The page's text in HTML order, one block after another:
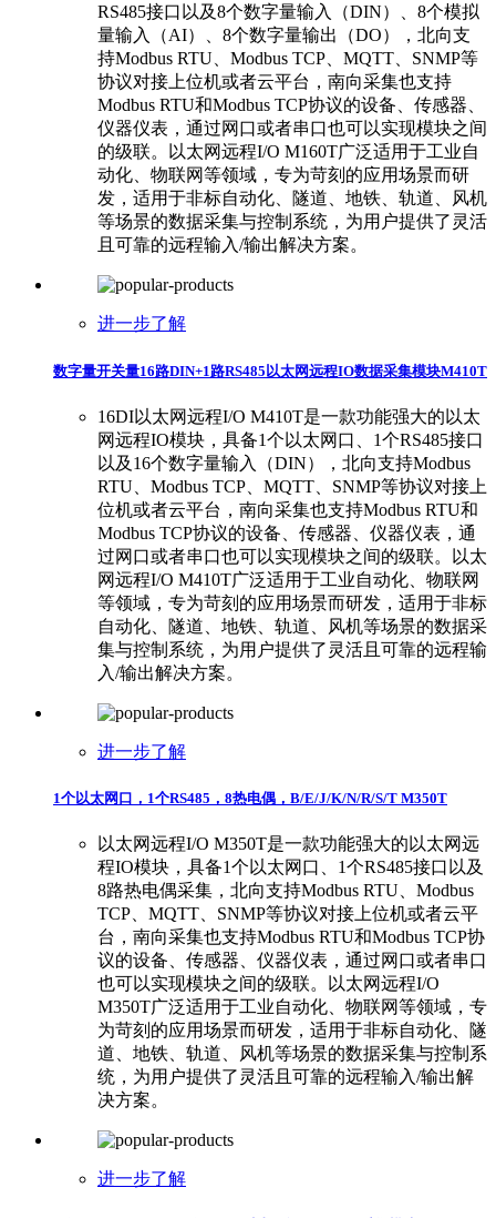
RS485接口以及8个数字量输入（DIN）、8个模拟
量输入（AI）、8个数字量输出（DO），北向支
持Modbus RTU、Modbus TCP、MQTT、SNMP等
协议对接上位机或者云平台，南向采集也支持
Modbus RTU和Modbus TCP协议的设备、传感器、
仪器仪表，通过网口或者串口也可以实现模块之间
的级联。以太网远程I/O M160T广泛适用于工业自
动化、物联网等领域，专为苛刻的应用场景而研
发，适用于非标自动化、隧道、地铁、轨道、风机
等场景的数据采集与控制系统，为用户提供了灵活
且可靠的远程输入/输出解决方案。
进一步了解
数字量开关量16路DIN+1路RS485以太网远程IO数据采集模块M410T
16DI以太网远程I/O M410T是一款功能强大的以太
网远程IO模块，具备1个以太网口、1个RS485接口
以及16个数字量输入（DIN），北向支持Modbus
RTU、Modbus TCP、MQTT、SNMP等协议对接上
位机或者云平台，南向采集也支持Modbus RTU和
Modbus TCP协议的设备、传感器、仪器仪表，通
过网口或者串口也可以实现模块之间的级联。以太
网远程I/O M410T广泛适用于工业自动化、物联网
等领域，专为苛刻的应用场景而研发，适用于非标
自动化、隧道、地铁、轨道、风机等场景的数据采
集与控制系统，为用户提供了灵活且可靠的远程输
入/输出解决方案。
进一步了解
1个以太网口，1个RS485，8热电偶，B/E/J/K/N/R/S/T M350T
以太网远程I/O M350T是一款功能强大的以太网远
程IO模块，具备1个以太网口、1个RS485接口以及
8路热电偶采集，北向支持Modbus RTU、Modbus
TCP、MQTT、SNMP等协议对接上位机或者云平
台，南向采集也支持Modbus RTU和Modbus TCP协
议的设备、传感器、仪器仪表，通过网口或者串口
也可以实现模块之间的级联。以太网远程I/O
M350T广泛适用于工业自动化、物联网等领域，专
为苛刻的应用场景而研发，适用于非标自动化、隧
道、地铁、轨道、风机等场景的数据采集与控制系
统，为用户提供了灵活且可靠的远程输入/输出解
决方案。
进一步了解